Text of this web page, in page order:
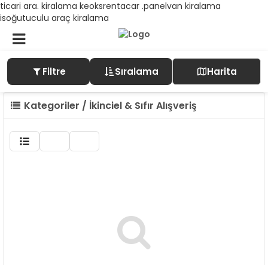
ticari ara. kiralama keoksrentacar .panelvan kiralama
isoğutuculu araç kiralama
Filtre Sıralama Harita
Kategoriler / İkinciel & Sıfır Alışveriş